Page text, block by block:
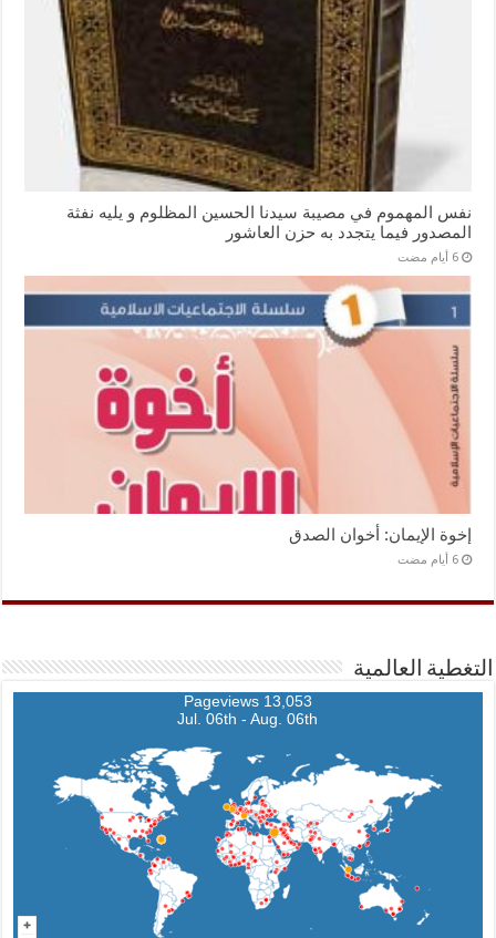
نفس المهموم في مصيبة سيدنا الحسين المظلوم و يليه نفثة
المصدور فيما يتجدد به حزن العاشور
‏6 أيام مضت
إخوة الإيمان: أخوان الصدق
‏6 أيام مضت
التغطية العالمية
13,053 Pageviews
Jul. 06th - Aug. 06th